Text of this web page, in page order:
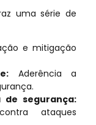
uma série de
e mitigação
Aderência a
segurança:
ataques